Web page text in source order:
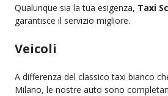
Qualunque sia la tua esigenza, Taxi
garantisce il servizio migliore.
Veicoli
A differenza del classico taxi bianco
Milano, le nostre auto sono